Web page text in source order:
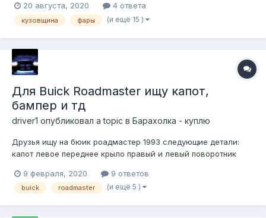
на 1995 год, тёмносиний салон кожаный, но обшивка с
велюровой вставкой. Вотсап на номере +77753377708,
20 августа, 2020 4 ответа
кузовщина фары (и ещё 15 )
Для Buick Roadmaster ищу капот,
бампер и тд
driver1 опубликовал a topic в Барахолка - куплю
Друзья ищу на бюик роадмастер 1993 следующие детали:
капот левое переднее крыло правый и левый поворотник
которые на кузов крепятся передний бампер хром молдинги
дверей с резиновым кантом решетка ра...
9 февраля, 2020 9 ответов
buick roadmaster (и ещё 5 )